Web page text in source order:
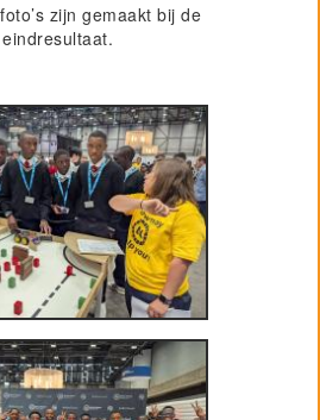
zijn gemaakt bij de